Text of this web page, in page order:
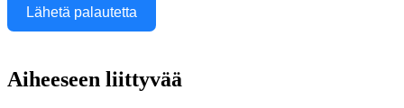
Lähetä palautetta
Aiheeseen liittyvää